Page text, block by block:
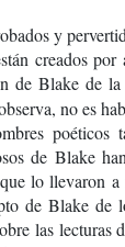
y
creados
de Blake de
no es
poéticos
de Blake
lo llevaron
de Blake de
las lecturas